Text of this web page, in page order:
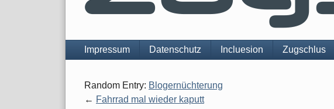
Navigation
Impressum Datenschutz Incluesion Zugschlus
Random Entry: Blogernüchterung
Fahrrad mal wieder kaputt